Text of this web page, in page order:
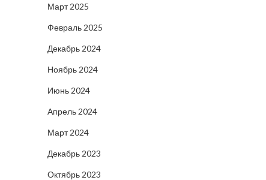
Март 2025
Февраль 2025
Декабрь 2024
Ноябрь 2024
Июнь 2024
Апрель 2024
Март 2024
Декабрь 2023
Октябрь 2023